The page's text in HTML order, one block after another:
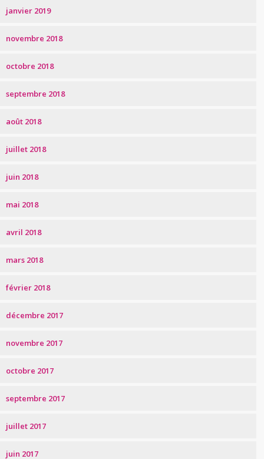
janvier 2019
novembre 2018
octobre 2018
septembre 2018
août 2018
juillet 2018
juin 2018
mai 2018
avril 2018
mars 2018
février 2018
décembre 2017
novembre 2017
octobre 2017
septembre 2017
juillet 2017
juin 2017